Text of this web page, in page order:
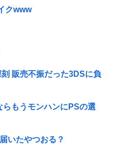
クwww
販売不振だった3DSに負
もうモンハンにPSの選
いたやつおる？